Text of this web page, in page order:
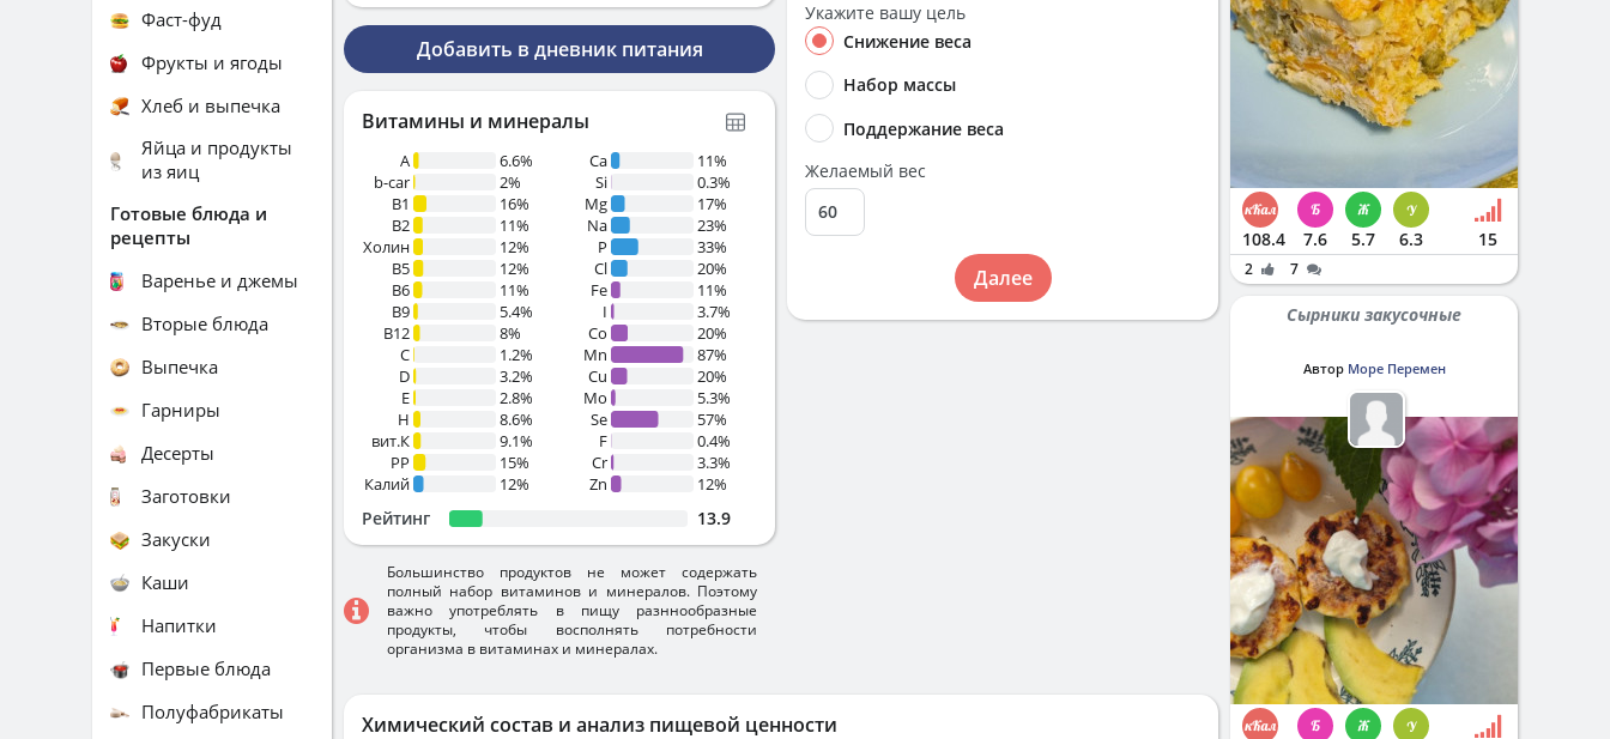
Химический состав и анализ пищевой ценности
Добавить в дневник питания
Витамины и минералы
A
6.6%
b-car
2%
В1
16%
B2
11%
Холин
12%
B5
12%
B6
11%
B9
5.4%
B12
8%
C
1.2%
D
3.2%
E
2.8%
H
8.6%
вит.К
9.1%
PP
15%
Калий
12%
Ca
11%
Si
0.3%
Mg
17%
Na
23%
P
33%
Cl
20%
Fe
11%
I
3.7%
Co
20%
Mn
87%
Cu
20%
Mo
5.3%
Se
57%
F
0.4%
Cr
3.3%
Zn
12%
Рейтинг 13.9
Большинство продуктов не может содержать
полный набор витаминов и минералов. Поэтому
важно употреблять в пищу разннообразные
продукты, чтобы восполнять потребности
организма в витаминах и минералах.
Укажите вашу цель
Снижение веса
Набор массы
Поддержание веса
Желаемый вес
Далее
Фаст-фуд
Фрукты и ягоды
Хлеб и выпечка
Яйца и продукты
из яиц
Готовые блюда и
рецепты
Варенье и джемы
Вторые блюда
Выпечка
Гарниры
Десерты
Заготовки
Закуски
Каши
Напитки
Первые блюда
Полуфабрикаты
108.4 7.6 5.7 6.3 15
2 7
Сырники закусочные
Автор Море Перемен